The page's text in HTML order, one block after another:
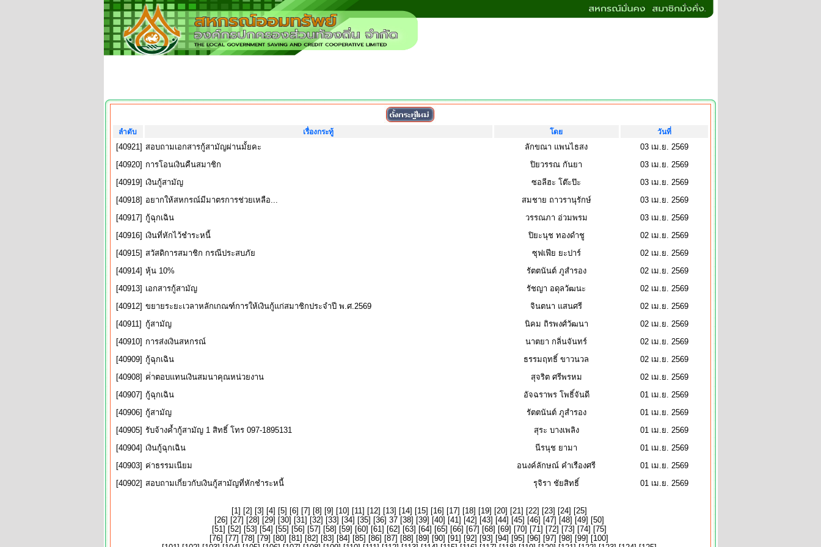
ลำดับ เรื่องกระทู้ โดย วันที่
[40921] สอบถามเอกสารกู้สามัญผ่านมั้ยคะ ลักขณา แพนไธสง
03 เม.ย. 2569
[40920] การโอนเงินคืนสมาชิก ปิยวรรณ กันยา
03 เม.ย. 2569
[40919] เงินกู้สามัญ ซอลีฮะ โต๊ะป๊ะ
03 เม.ย. 2569
[40918] อยากให้สหกรณ์มีมาตรการช่วยเหลือ... สมชาย ถาวรานุรักษ์
03 เม.ย. 2569
[40917] กู้ฉุกเฉิน วรรณภา อ่วมพรม
03 เม.ย. 2569
[40916] เงินที่หักไว้ชำระหนี้ ปิยะนุช ทองดำชู
02 เม.ย. 2569
[40915] สวัสดิการสมาชิก กรณีประสบภัย ซุฟเฟีย ยะปาร์
02 เม.ย. 2569
[40914] หุ้น 10% รัตตนันต์ ภูสำรอง
02 เม.ย. 2569
[40913] เอกสารกู้สามัญ รัชญา อดุลวัฒนะ
02 เม.ย. 2569
[40912] ขยายระยะเวลาหลักเกณฑ์การให้เงินกู้แก่สมาชิกประจำปี พ.ศ.2569 จินตนา แสนศรี
02 เม.ย. 2569
[40911] กู้สามัญ นิคม ถิรพงศ์วัฒนา
02 เม.ย. 2569
[40910] การส่งเงินสหกรณ์ นาตยา กลิ่นจันทร์
02 เม.ย. 2569
[40909] กู้ฉุกเฉิน ธรรมฤทธิ์ ขาวนวล
02 เม.ย. 2569
[40908] ค่่าตอบแทนเงินสมนาคุณหน่วยงาน สุจริต ศรีพรหม
02 เม.ย. 2569
[40907] กู้ฉุกเฉิน อัจฉราพร โพธิ์จันดี
01 เม.ย. 2569
[40906] กู้สามัญ รัตตนันต์ ภูสำรอง
01 เม.ย. 2569
[40905] รับจ้างค้ำกู้สามัญ 1 สิทธิ์ โทร 097-1895131 สุระ บางเพลิง
01 เม.ย. 2569
[40904] เงินกู้ฉุกเฉิน นีรนุช ยามา
01 เม.ย. 2569
[40903] ค่าธรรมเนียม อนงค์ลักษณ์ คำเรืองศรี
01 เม.ย. 2569
[40902] สอบถามเกี่ยวกับเงินกู้สามัญที่หักชำระหนี้ รุจิรา ชัยสิทธิ์ 01 เม.ย. 2569
[1] [2] [3] [4] [5] [6] [7] [8] [9] [10] [11] [12] [13] [14] [15] [16] [17] [18] [19] [20] [21] [22] [23] [24] [25]
[26] [27] [28] [29] [30] [31] [32] [33] [34] [35] [36] 37 [38] [39] [40] [41] [42] [43] [44] [45] [46] [47] [48] [49] [50]
[51] [52] [53] [54] [55] [56] [57] [58] [59] [60] [61] [62] [63] [64] [65] [66] [67] [68] [69] [70] [71] [72] [73] [74] [75]
[76] [77] [78] [79] [80] [81] [82] [83] [84] [85] [86] [87] [88] [89] [90] [91] [92] [93] [94] [95] [96] [97] [98] [99] [100]